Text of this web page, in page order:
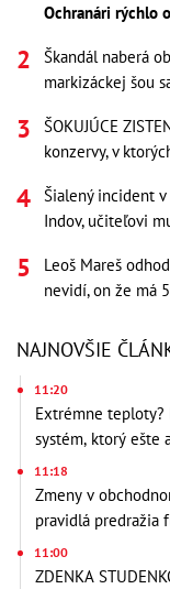
Ochranári rýchlo
Škandál naberá
markizáckej šou
ŠOKUJÚCE
konzervy, v
Šialený incident
Indov, učiteľovi
Leoš Mareš
nevidí, on že má
NAJNOVŠIE
11:20
Extrémne teploty?
systém, ktorý ešte
11:18
Zmeny v
pravidlá predražia
11:00
ZDENKA